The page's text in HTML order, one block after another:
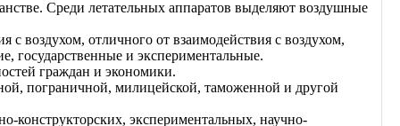
Среди летательных аппаратов выделяют воздушные
воздухом, отличного от взаимодействия с воздухом,
государственные и экспериментальные.
граждан и экономики.
пограничной, милицейской, таможенной и другой
конструкторских, экспериментальных, научно-